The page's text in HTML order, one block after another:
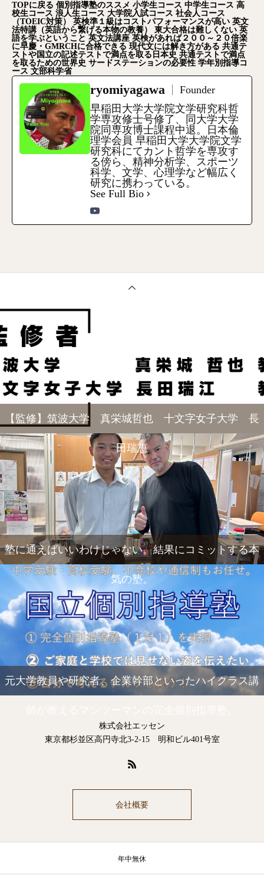
TOPに戻る 個別指導塾のススメ 小学生コース 中学生コース 高
校生コース 浪人生コース 大学院入試コース 社会人コース
（TOEIC対策） 英検準１級はコストパフォーマンスが高い 英文
法特講（英語から繋げる本物の教養）
東大合格は難しくない 英
語を学ぶということ 英文法講座 英検があれば２００～２０倍楽
に早慶・GMRCHに合格できる 現代文には解き方がある 共通テ
ストや国立の記述テストで満点を取る日本史 共通テストで満点
を取るための世界史 サードステーションの必要性 学年別指導コ
ース 文部科学省
ryomiyagawa
Founder
早稲田大学大学院文学研究科哲
学専攻修士号修了、同大学大学
院同専攻博士課程中退。日本倫
理学会員 早稲田大学大学院文学
研究科にてカント哲学を専攻す
る傍ら、精神分析学、スポーツ
科学、文学、心理学など幅広く
研究に携わっている。
See Full Bio
【監修】筑波大学 真栄城哲也 十文字女子大学 長
田瑞恵
塾に通えばいいわけじゃない。結果にコミットする本
気の塾。
元大学教員や研究者、企業幹部といったハイクラス講
株式会社エッセン
東京都杉並区高円寺北3-2-15 明和ビル401号室
会社概要
年中無休